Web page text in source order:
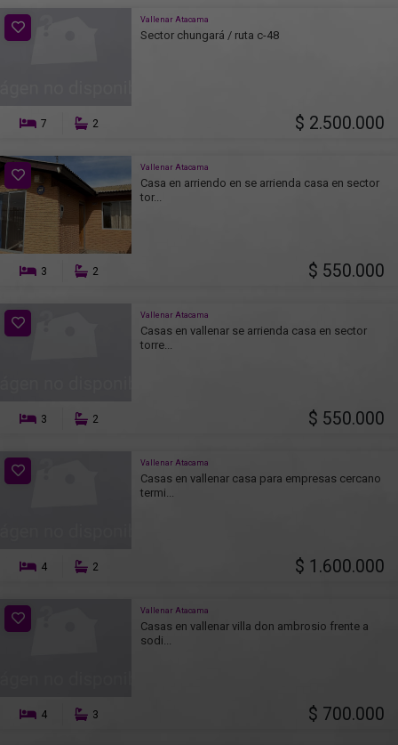
Vallenar Atacama
Sector chungará / ruta c-48
7 2 $ 2.500.000
Vallenar Atacama
Casa en arriendo en se arrienda casa en sector
tor...
3 2 $ 550.000
Vallenar Atacama
Casas en vallenar se arrienda casa en sector
torre...
3 2 $ 550.000
Vallenar Atacama
Casas en vallenar casa para empresas cercano
termi...
4 2 $ 1.600.000
Vallenar Atacama
Casas en vallenar villa don ambrosio frente a
sodi...
4 3 $ 700.000